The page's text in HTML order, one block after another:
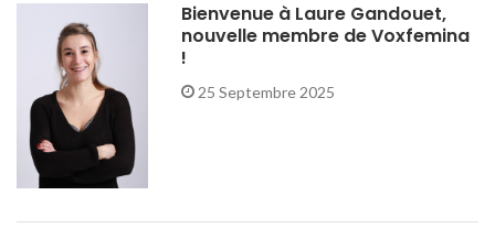
Bienvenue à Laure Gandouet,
nouvelle membre de Voxfemina
!
25 Septembre 2025